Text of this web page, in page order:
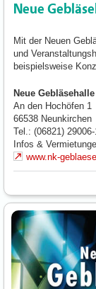
Neue
Mit der Neuen
und
beispielsweise
Neue Gebläsehalle
An den Hochöfen 1
66538 Neunkirchen
Tel.: (06821)
Infos &
www.nk-